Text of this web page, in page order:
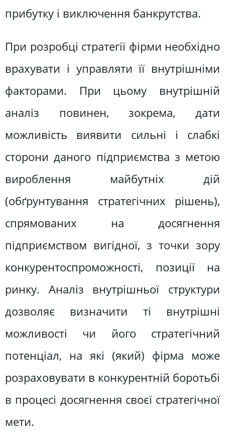
прибутку і виключення банкрутства.
При розробці стратегії фірми необхідно
врахувати і управляти її внутрішніми
факторами. При цьому внутрішній
аналіз повинен, зокрема, дати
можливість виявити сильні і слабкі
сторони даного підприємства з метою
вироблення майбутніх дій
(обґрунтування стратегічних рішень),
спрямованих на досягнення
підприємством вигідної, з точки зору
конкурентоспроможності, позиції на
ринку. Аналіз внутрішньої структури
дозволяє визначити ті внутрішні
можливості чи його стратегічний
потенціал, на які (який) фірма може
розраховувати в конкурентній боротьбі
в процесі досягнення своєї стратегічної
мети.